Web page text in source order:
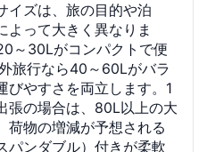
イズは、旅の目的や泊
よって大きく異なりま
～30Lがコンパクトで便
旅行なら40～60Lがバラ
びやすさを両立します。1
張の場合は、80L以上の大
荷物の増減が予想される
パンダブル）付きが柔軟